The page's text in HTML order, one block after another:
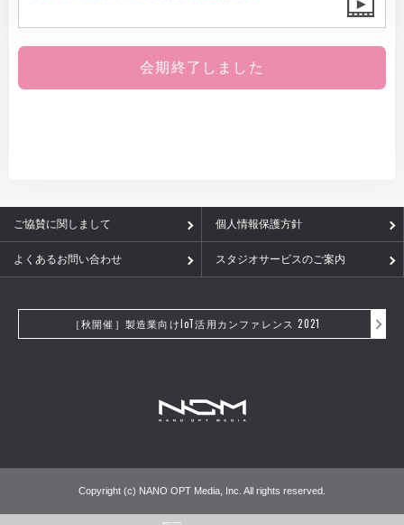
会期終了しました
ご協賛に関しまして 個人情報保護方針
よくあるお問い合わせ スタジオサービスのご案内
［秋開催］製造業向けIoT活用カンファレンス 2021
Copyright (c) NANO OPT Media, Inc. All rights reserved.